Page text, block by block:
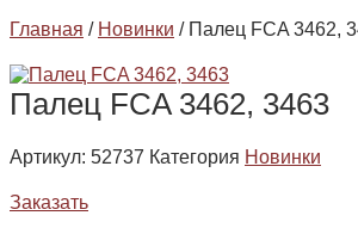
Главная / Новинки / Палец FCA 3462,
Палец FCA 3462, 3463
Артикул: 52737 Категория Новинки
Заказать